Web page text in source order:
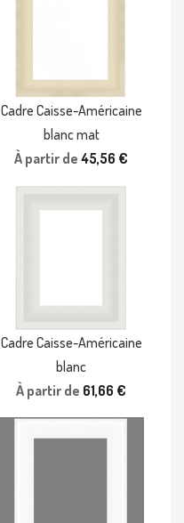
Cadre Caisse-Américaine
blanc mat
À partir de 45,56 €
Cadre Caisse-Américaine
blanc
À partir de 61,66 €